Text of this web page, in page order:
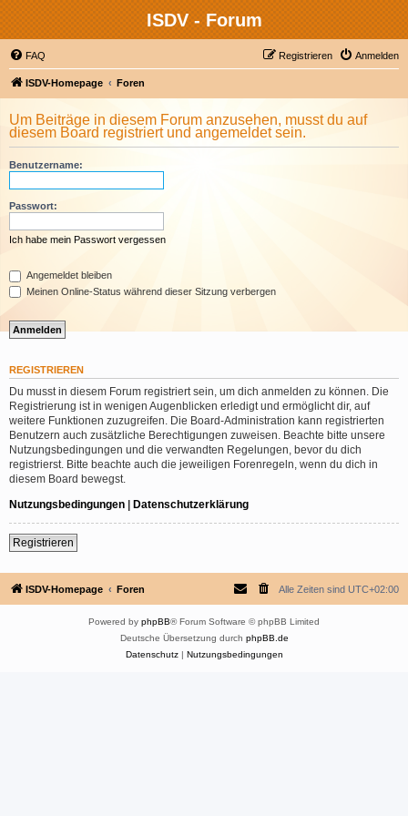
ISDV - Forum
FAQ Anmelden
Registrieren
ISDV-Homepage Foren
Um Beiträge in diesem Forum anzusehen, musst du auf
diesem Board registriert und angemeldet sein.
Benutzername:
Passwort:
Ich habe mein Passwort vergessen
Angemeldet bleiben
Meinen Online-Status während dieser Sitzung verbergen
REGISTRIEREN
Du musst in diesem Forum registriert sein, um dich anmelden zu können. Die
Registrierung ist in wenigen Augenblicken erledigt und ermöglicht dir, auf
weitere Funktionen zuzugreifen. Die Board-Administration kann registrierten
Benutzern auch zusätzliche Berechtigungen zuweisen. Beachte bitte unsere
Nutzungsbedingungen und die verwandten Regelungen, bevor du dich
registrierst. Bitte beachte auch die jeweiligen Forenregeln, wenn du dich in
diesem Board bewegst.
Nutzungsbedingungen | Datenschutzerklärung
Registrieren
ISDV-Homepage Foren Alle Zeiten sind UTC+02:00
Powered by phpBB® Forum Software © phpBB Limited
Deutsche Übersetzung durch phpBB.de
Datenschutz| Nutzungsbedingungen